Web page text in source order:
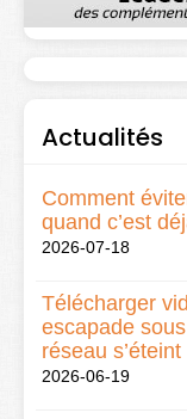
Actualités
Comment
quand c’est
2026-07-18
Télécharger
escapade
réseau s’éteint
2026-06-19